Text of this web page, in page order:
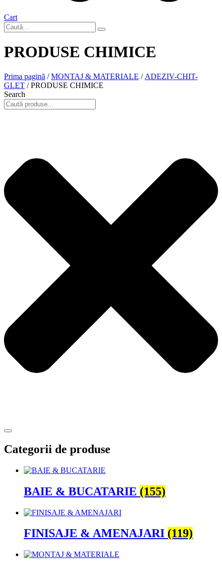
Cart
PRODUSE CHIMICE
Prima pagină /MONTAJ & MATERIALE / ADEZIV-CHIT-
GLET / PRODUSE CHIMICE
Search
Categorii de produse
BAIE & BUCATARIE (155)
FINISAJE & AMENAJARI (119)